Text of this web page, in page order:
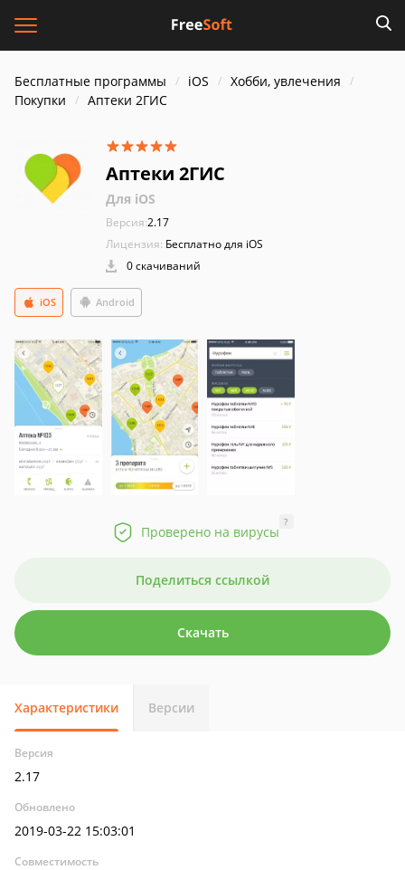
Бесплатные программы iOS
Хобби, увлечения
Покупки
Аптеки 2ГИС
Аптеки 2ГИС
Для iOS
Версия:2.17
Лицензия: Бесплатно для iOS
0 скачиваний
Android
iOS
Проверено на вирусы
?
Поделиться ссылкой
Скачать
Характеристики Версии
Версия
2.17
Обновлено
2019-03-22 15:03:01
Совместимость